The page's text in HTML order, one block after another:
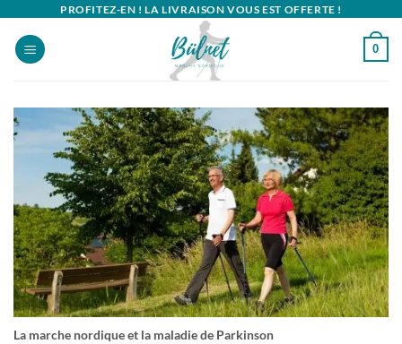
contenu
PROFITEZ-EN ! LA LIVRAISON VOUS EST OFFERTE !
0
La marche nordique et la maladie de Parkinson